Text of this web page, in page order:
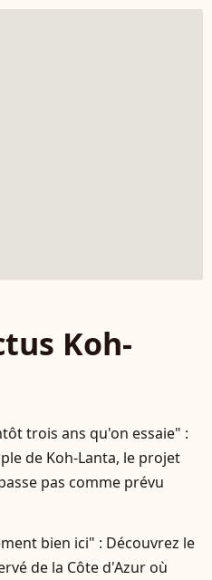
Koh-
trois ans qu'on essaie" :
de Koh-Lanta, le projet
pas comme prévu
bien ici" : Découvrez le
de la Côte d'Azur où